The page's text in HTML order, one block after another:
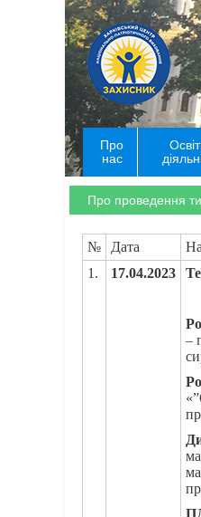
Про
нас
Про проведення
№ Дата
1.
17.04.2023
–